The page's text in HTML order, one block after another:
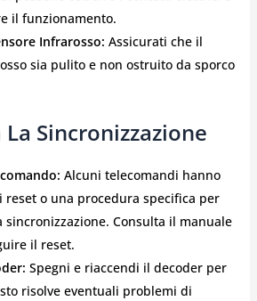
il funzionamento.
Infrarosso: Assicurati che il
sia pulito e non ostruito da sporco
Sincronizzazione
Alcuni telecomandi hanno
reset o una procedura specifica per
sincronizzazione. Consulta il manuale
il reset.
Spegni e riaccendi il decoder per
risolve eventuali problemi di